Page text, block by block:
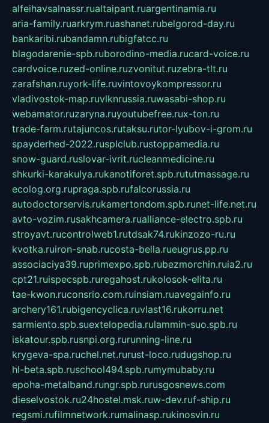
alfeihavsalnassr.rualtaipant.ruargentinamia.ru
aria-family.ruarkrym.ruashanet.rubelgorod-day.ru
bankaribi.rubandamn.rubigfatcc.ru
blagodarenie-spb.ruborodino-media.rucard-voice.ru
cardvoice.ruzed-online.ruzvonitut.ruzebra-tlt.ru
zarafshan.ruyork-life.ruvintovoykompressor.ru
vladivostok-map.ruvlknrussia.ruwasabi-shop.ru
webamator.ruzaryna.ruyoutubefree.rux-ton.ru
trade-farm.rutajuncos.rutaksu.rutor-lyubov-i-grom.ru
spayderhed-2022.rusplclub.rustoppamedia.ru
snow-guard.ruslovar-ivrit.rucleanmedicine.ru
shkurki-karakulya.rukanotiforet.spb.rututmassage.ru
ecolog.org.rupraga.spb.rufalcorussia.ru
autodoctorservis.rukamertondom.spb.runet-life.net.ru
avto-vozim.rusakhcamera.rualliance-electro.spb.ru
stroyavt.rucontrolweb1.rutdsak74.rukinzozo-ru.ru
kvotka.ruiron-snab.rucosta-bella.rueugrus.pp.ru
associaciya39.ruprimexpo.spb.rubezmorchin.ruia2.ru
cpt21.ruispecspb.ruregahost.rukolosok-elita.ru
tae-kwon.ruconsrio.com.ruinsiam.ruavegainfo.ru
archery161.rubigencyclica.ruvlast16.rukorru.net
sarmiento.spb.suextelopedia.rulammin-suo.spb.ru
iskatour.spb.rusnpi.org.rurunning-line.ru
krygeva-spa.ruchel.net.rurust-loco.rudugshop.ru
hl-beta.spb.ruschool494.spb.rumymubaby.ru
epoha-metalband.rungr.spb.rurusgosnews.com
dieselvostok.ru24hostel.msk.ruw-dev.ruf-ship.ru
regsmi.rufilmnetwork.rumalinasp.rukinosvin.ru